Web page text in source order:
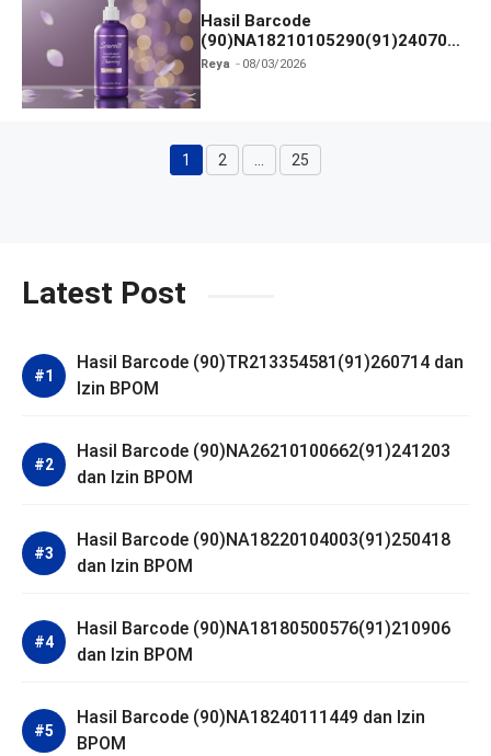
Hasil Barcode
(90)NA18210105290(91)240703
dan Izin BPOM
Reya 08/03/2026
Halaman
1 Halaman
2 … Halaman
25
Latest Post
Hasil Barcode (90)TR213354581(91)260714 dan
Izin BPOM
Hasil Barcode (90)NA26210100662(91)241203
dan Izin BPOM
Hasil Barcode (90)NA18220104003(91)250418
dan Izin BPOM
Hasil Barcode (90)NA18180500576(91)210906
dan Izin BPOM
Hasil Barcode (90)NA18240111449 dan Izin
BPOM